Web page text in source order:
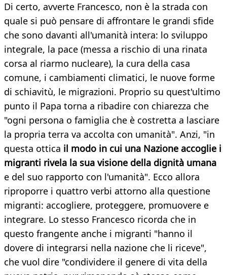
Di certo, avverte Francesco, non è la strada con
quale si può pensare di affrontare le grandi sfide
che sono davanti all'umanità intera: lo sviluppo
integrale, la pace (messa a rischio di una rinata
corsa al riarmo nucleare), la cura della casa
comune, i cambiamenti climatici, le nuove forme
di schiavitù, le migrazioni. Proprio su quest'ultimo
punto il Papa torna a ribadire con chiarezza che
"ogni persona o famiglia che è costretta a lasciare
la propria terra va accolta con umanità". Anzi, "in
questa ottica il modo in cui una Nazione accoglie i
migranti rivela la sua visione della dignità umana
e del suo rapporto con l'umanità". Ecco allora
riproporre i quattro verbi attorno alla questione
migranti: accogliere, proteggere, promuovere e
integrare. Lo stesso Francesco ricorda che in
questo frangente anche i migranti "hanno il
dovere di integrarsi nella nazione che li riceve",
che vuol dire "condividere il genere di vita della